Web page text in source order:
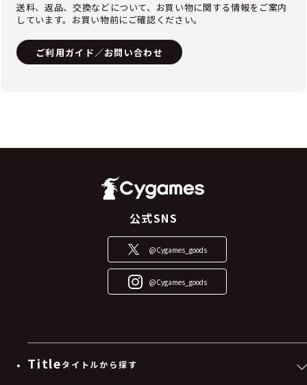
送料、返品、交換などについて、お買い物に関する情報をご案内
しています。お買い物前にご確認ください。
ご利用ガイド／お問い合わせ
公式SNS
@Cygames_goods
@Cygames_goods
Titleタイトルから探す